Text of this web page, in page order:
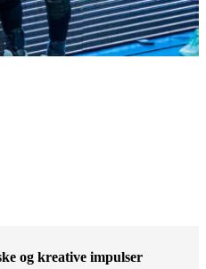
og kreative impulser